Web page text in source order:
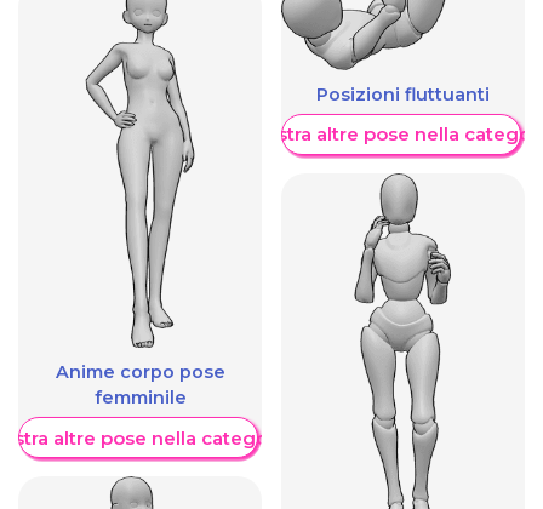
Anime corpo pose
femminile
altre pose nella categoria
Posizioni fluttuanti
Mostra altre pose nella